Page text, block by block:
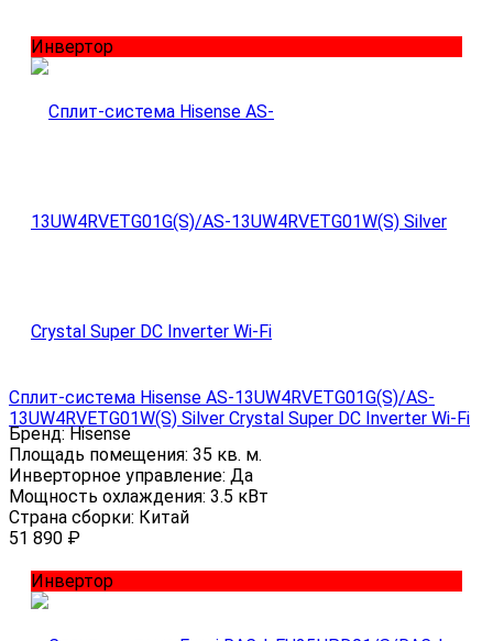
Инвертор
Сплит-система Hisense AS-13UW4RVETG01G(S)/AS-
13UW4RVETG01W(S) Silver Crystal Super DC Inverter Wi-Fi
Бренд: Hisense
Площадь помещения: 35 кв. м.
Инверторное управление: Да
Мощность охлаждения: 3.5 кВт
Страна сборки: Китай
51 890 ₽
Инвертор